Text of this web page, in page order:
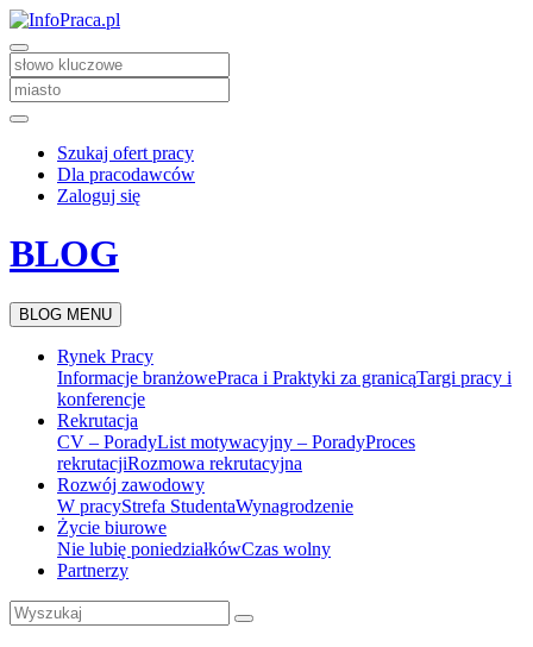
Szukaj ofert pracy
Dla pracodawców
Zaloguj się
BLOG
BLOG MENU
Rynek Pracy
Informacje branżowePraca i Praktyki za granicąTargi pracy i
konferencje
Rekrutacja
CV – PoradyList motywacyjny – PoradyProces
rekrutacjiRozmowa rekrutacyjna
Rozwój zawodowy
W pracyStrefa StudentaWynagrodzenie
Życie biurowe
Nie lubię poniedziałkówCzas wolny
Partnerzy